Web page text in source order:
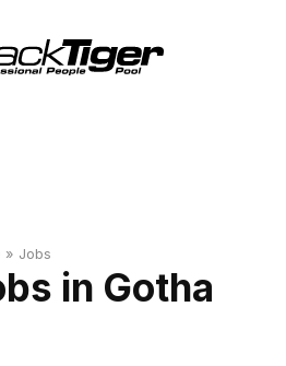
» Jobs
Gotha